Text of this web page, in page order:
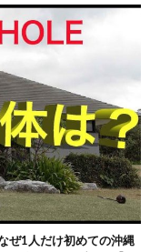
ぜ1人だけ初めての沖縄